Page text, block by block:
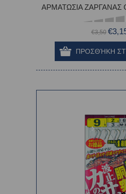
ΑΡΜΑΤΩΣΙΑ ΖΑΡΓΑΝΑΣ
€3,50